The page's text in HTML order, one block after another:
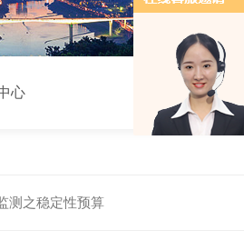
心
测之稳定性预算